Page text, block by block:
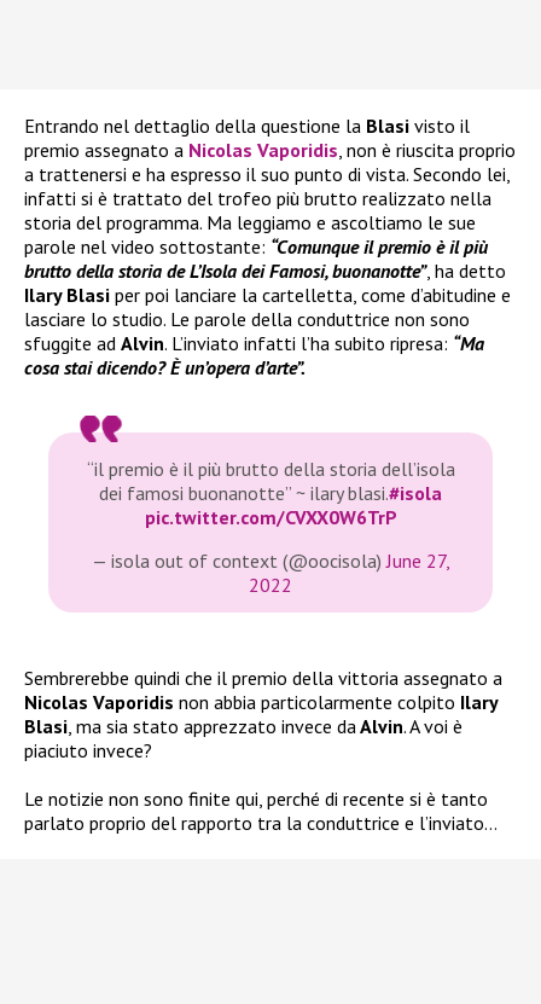
Entrando nel dettaglio della questione la Blasi visto il
premio assegnato a Nicolas Vaporidis, non è riuscita proprio
a trattenersi e ha espresso il suo punto di vista. Secondo lei,
infatti si è trattato del trofeo più brutto realizzato nella
storia del programma. Ma leggiamo e ascoltiamo le sue
parole nel video sottostante: “Comunque il premio è il più
brutto della storia de L’Isola dei Famosi, buonanotte”, ha detto
Ilary Blasi per poi lanciare la cartelletta, come d’abitudine e
lasciare lo studio. Le parole della conduttrice non sono
sfuggite ad Alvin. L’inviato infatti l’ha subito ripresa: “Ma
cosa stai dicendo? È un’opera d’arte”.
“il premio è il più brutto della storia dell’isola
dei famosi buonanotte” ~ ilary blasi.#isola
pic.twitter.com/CVXX0W6TrP
— isola out of context (@oocisola)June 27,
2022
Sembrerebbe quindi che il premio della vittoria assegnato a
Nicolas Vaporidis non abbia particolarmente colpito Ilary
Blasi, ma sia stato apprezzato invece daAlvin. A voi è
piaciuto invece?
Le notizie non sono finite qui, perché di recente si è tanto
parlato proprio del rapporto tra la conduttrice e l’inviato…